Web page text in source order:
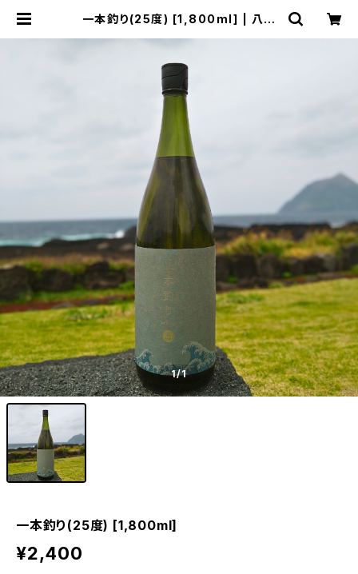
一本釣り(25度) [1,800ml] | 八丈
1/1
一本釣り(25度) [1,800ml]
¥2,400